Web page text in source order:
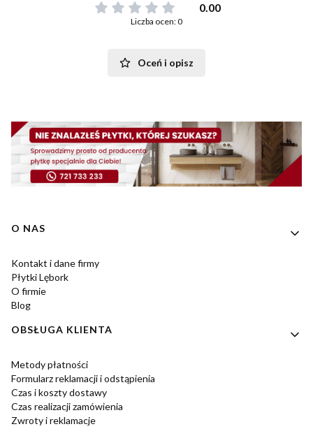
0.00
Liczba ocen: 0
Oceń i opisz
Linki w stopce
O NAS
Kontakt i dane firmy
Płytki Lębork
O firmie
Blog
OBSŁUGA KLIENTA
Metody płatności
Formularz reklamacji i odstąpienia
Czas i koszty dostawy
Czas realizacji zamówienia
Zwroty i reklamacje